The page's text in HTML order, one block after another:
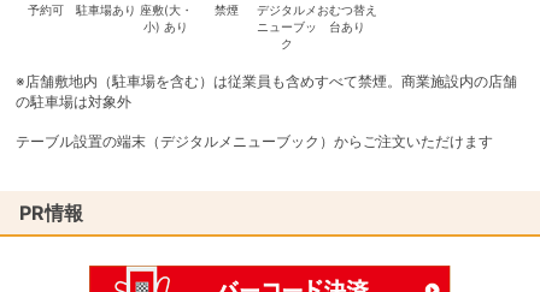
予約可 駐車場あり 座敷(大・
小) あり
禁煙
デジタルメ
ニューブッ
ク
おむつ替え
台あり
※店舗敷地内（駐車場を含む）は従業員も含めすべて禁煙。商業施設内の店舗
の駐車場は対象外
テーブル設置の端末（デジタルメニューブック）からご注文いただけます
PR情報